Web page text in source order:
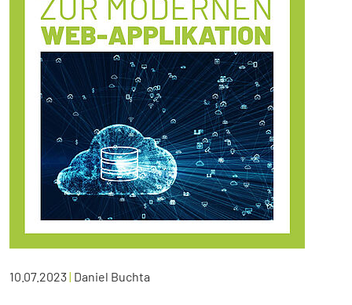
10.07.2023| Daniel Buchta